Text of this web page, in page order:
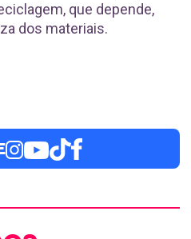
que depende,
dos materiais.